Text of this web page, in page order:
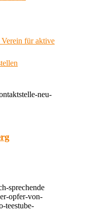
Verein für aktive
neu-
sprechende
opfer-von-
teestube-